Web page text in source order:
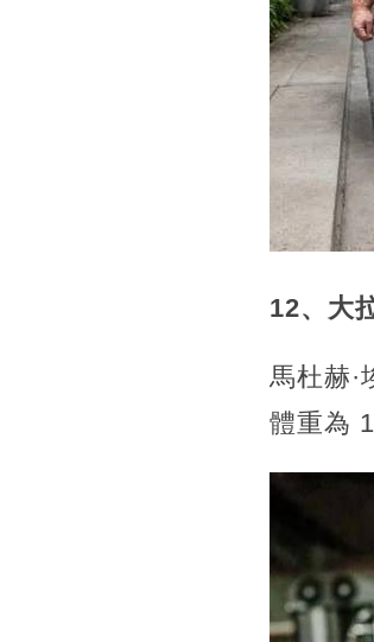
12、大
馬杜赫·
體重為